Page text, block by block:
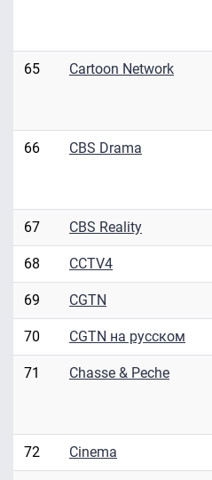
65 Cartoon Network
66 CBS Drama
67 CBS Reality
68 CCTV4
69 CGTN
70 CGTN на русском
71 Chasse & Peche
72 Cinema